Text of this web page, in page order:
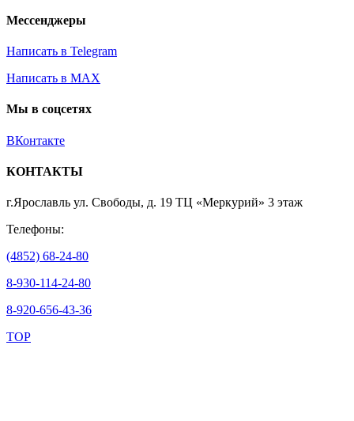
Мессенджеры
Написать в Telegram
Написать в MAX
Мы в соцсетях
ВКонтакте
КОНТАКТЫ
г.Ярославль ул. Свободы, д. 19 ТЦ «Меркурий» 3 этаж
Телефоны:
(4852) 68-24-80
8-930-114-24-80
8-920-656-43-36
TOP